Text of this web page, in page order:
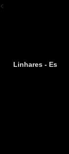
<
Linhares - Es